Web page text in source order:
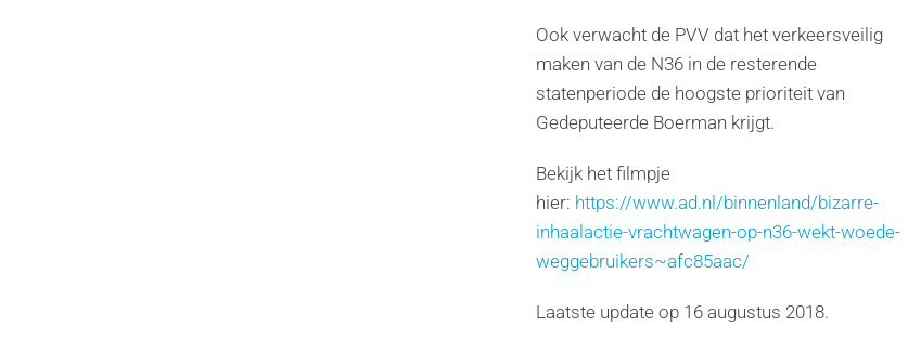
Ook verwacht de PVV dat het verkeersveilig
maken van de N36 in de resterende
statenperiode de hoogste prioriteit van
Gedeputeerde Boerman krijgt.
Bekijk het filmpje
hier: https://www.ad.nl/binnenland/bizarre-
inhaalactie-vrachtwagen-op-n36-wekt-woede-
weggebruikers~afc85aac/
Laatste update op 16 augustus 2018.